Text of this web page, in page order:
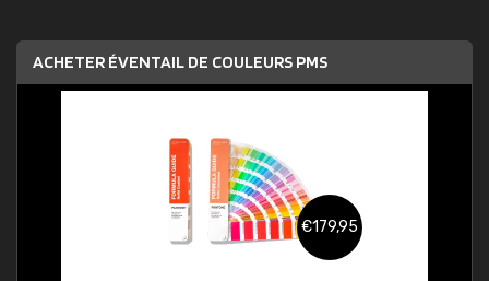
ACHETER ÉVENTAIL DE COULEURS PMS
€179,95